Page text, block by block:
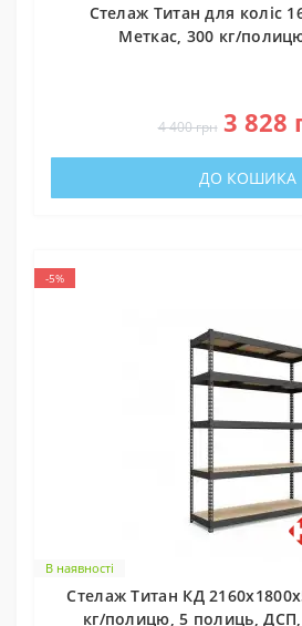
Стелаж Титан для коліс
Меткас, 300 кг/
4 400 грн 3 828
ДО КОШИКА
-5%
В наявності
Стелаж Титан КД
кг/полицю, 5 полиць,